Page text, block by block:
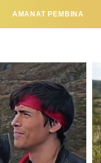
AMANAT PEMBINA